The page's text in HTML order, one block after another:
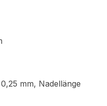
mm, Nadellänge